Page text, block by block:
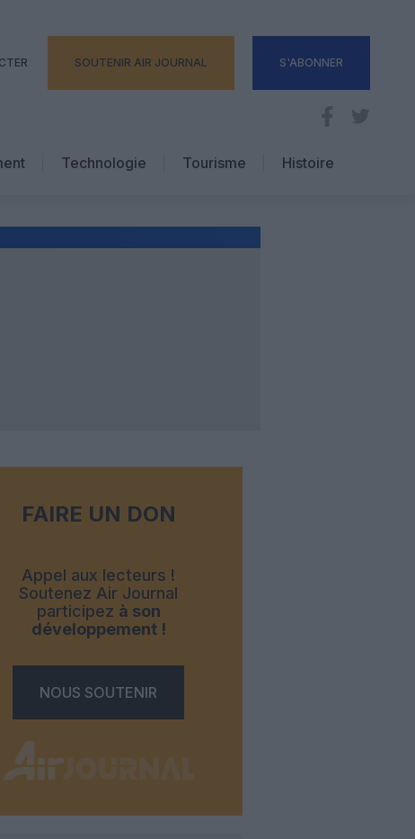
SOUTENIR AIR JOURNAL S'ABONNER
Technologie
Tourisme
Hôtellerie
Histoire
FAIRE UN DON
Appel aux lecteurs !
Soutenez Air Journal
participez à son
développement !
NOUS SOUTENIR